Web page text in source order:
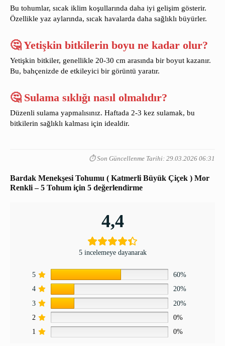
Bu tohumlar, sıcak iklim koşullarında daha iyi gelişim gösterir.
Özellikle yaz aylarında, sıcak havalarda daha sağlıklı büyürler.
🤔 Yetişkin bitkilerin boyu ne kadar olur?
Yetişkin bitkiler, genellikle 20-30 cm arasında bir boyut kazanır.
Bu, bahçenizde de etkileyici bir görüntü yaratır.
🤔 Sulama sıklığı nasıl olmalıdır?
Düzenli sulama yapmalısınız. Haftada 2-3 kez sulamak, bu
bitkilerin sağlıklı kalması için idealdir.
⏱️ Son Güncellenme Tarihi: 29.03.2026 06:31
Bardak Menekşesi Tohumu ( Katmerli Büyük Çiçek ) Mor
Renkli – 5 Tohum için 5 değerlendirme
4,4
5 incelemeye dayanarak
5
60%
4
20%
3
20%
2
0%
1
0%